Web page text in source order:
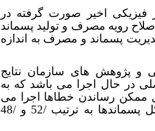
فیزیکی اخیر صورت گرفته در
رویه مصرف و تولید پسماند
پسماند و مصرف به اندازه
و پژوهش های سازمان نتایج
در حال اجرا می باشد که به
ممکن رساندن خطاها اجرا می
گردد نسبت پسماندهای تر و خشک به کل پسماندها به ترتیب /52 و /48